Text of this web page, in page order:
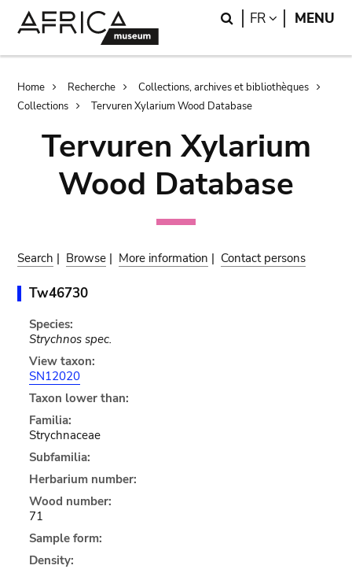
Search
FR LANGUAGE
MENU
Breadcrumb
Home Recherche
Collections, archives et bibliothèques
Collections
Tervuren Xylarium Wood Database
Tervuren Xylarium
Wood Database
Search | Browse | More information | Contact persons
Tw46730
Species:
Strychnos spec.
View taxon:
SN12020
Taxon lower than:
Familia:
Strychnaceae
Subfamilia:
Herbarium number:
Wood number:
71
Sample form:
Density: